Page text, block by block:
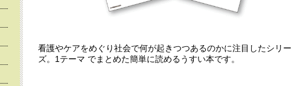
看護やケアをめぐり社会で何が起きつつあるのかに注目したシリー
ズ。1テーマ でまとめた簡単に読めるうすい本です。